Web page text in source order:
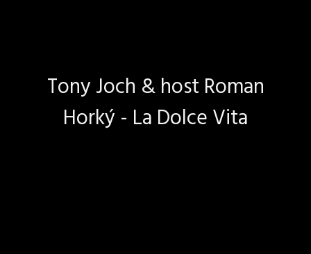
Tony Joch & host Roman
Horký - La Dolce Vita